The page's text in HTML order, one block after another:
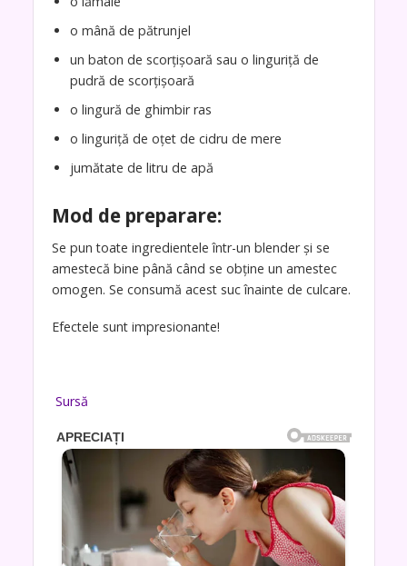
o mână de pătrunjel
un baton de scorțișoară sau o linguriță de
pudră de scorțișoară
o lingură de ghimbir ras
o linguriță de oțet de cidru de mere
jumătate de litru de apă
Mod de preparare:
Se pun toate ingredientele într-un blender și se
amestecă bine până când se obține un amestec
omogen. Se consumă acest suc înainte de culcare.
Efectele sunt impresionante!
Sursă